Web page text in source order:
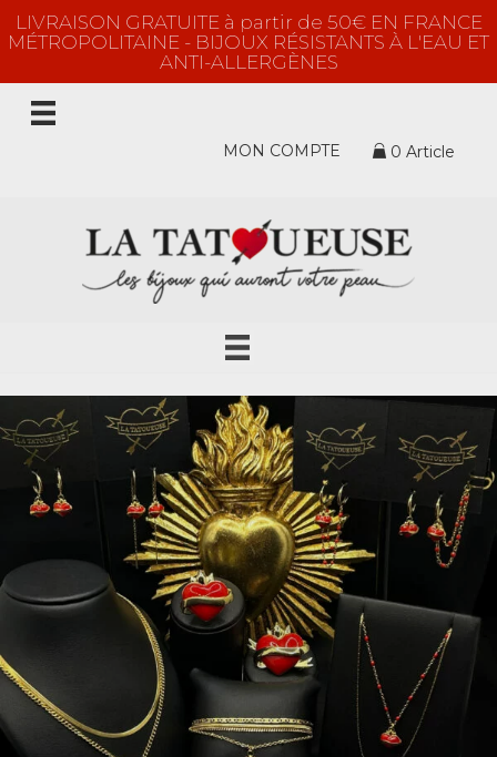
LIVRAISON GRATUITE à partir de 50€ EN FRANCE
MÉTROPOLITAINE - BIJOUX RÉSISTANTS À L'EAU ET
ANTI-ALLERGÈNES
MON COMPTE 0 Article